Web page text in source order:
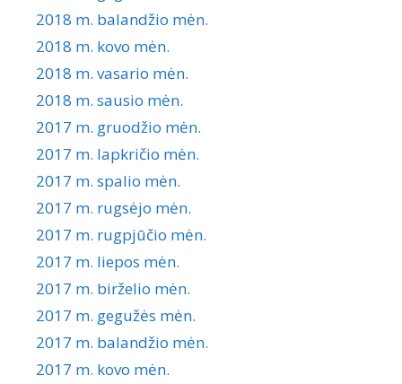
2018 m. balandžio mėn.
2018 m. kovo mėn.
2018 m. vasario mėn.
2018 m. sausio mėn.
2017 m. gruodžio mėn.
2017 m. lapkričio mėn.
2017 m. spalio mėn.
2017 m. rugsėjo mėn.
2017 m. rugpjūčio mėn.
2017 m. liepos mėn.
2017 m. birželio mėn.
2017 m. gegužės mėn.
2017 m. balandžio mėn.
2017 m. kovo mėn.